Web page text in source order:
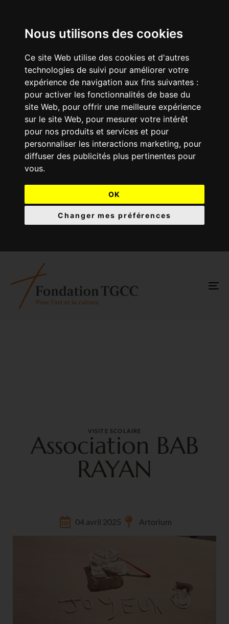
Nous utilisons des cookies
Ce site Web utilise des cookies et d'autres
technologies de suivi pour améliorer votre
expérience de navigation aux fins suivantes :
pour activer les fonctionnalités de base du
site Web, pour offrir une meilleure expérience
sur le site Web, pour mesurer votre intérêt
pour nos produits et services et pour
personnaliser les interactions marketing, pour
diffuser des publicités plus pertinentes pour
vous.
OK
Changer mes préférences
VISITE SCOLAIRE
Association BAB
RAYAN
04 avril 2025 Artorium